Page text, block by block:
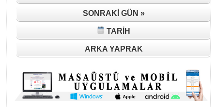
SONRAKI GÜN »
TARIH
ARKA YAPRAK